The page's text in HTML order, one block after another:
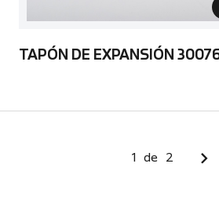
TAPÓN DE EXPANSIÓN
1 de 2